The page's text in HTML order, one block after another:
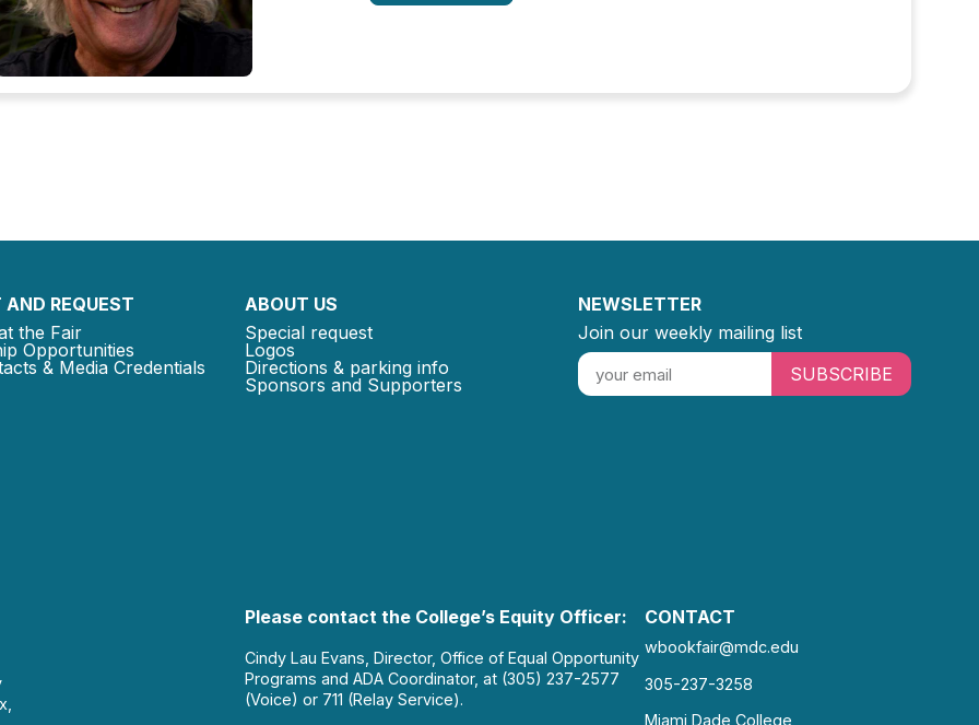
REQUEST
the Fair
Opportunities
& Media Credentials
ABOUT US
Special request
Logos
Directions & parking info
Sponsors and Supporters
NEWSLETTER
Join our weekly mailing list
SUBSCRIBE
Please contact the College’s Equity Officer:
Cindy Lau Evans, Director, Office of Equal Opportunity
Programs and ADA Coordinator, at (305) 237-2577
(Voice) or 711 (Relay Service).
CONTACT
wbookfair@mdc.edu
305-237-3258
Miami Dade College